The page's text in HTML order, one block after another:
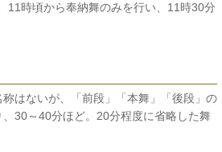
11時頃から奉納舞のみを行い、11時30分
はないが、「前段」「本舞」「後段」の
30～40分ほど。20分程度に省略した舞